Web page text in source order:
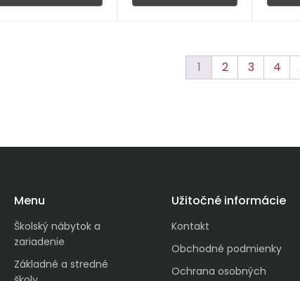
1 2 3 4
Menu
Školský nábytok a
zariadenie
Základné a stredné
Užitočné informácie
Kontakt
Obchodné podmienky
Ochrana osobných